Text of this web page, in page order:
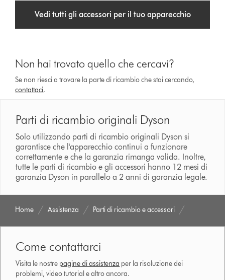
Vedi tutti gli accessori per il tuo apparecchio
Non hai trovato quello che cercavi?
Se non riesci a trovare la parte di ricambio che stai cercando,
contattaci.
Parti di ricambio originali Dyson
Solo utilizzando parti di ricambio originali Dyson si
garantisce che l'apparecchio continui a funzionare
correttamente e che la garanzia rimanga valida. Inoltre,
tutte le parti di ricambio e gli accessori hanno 12 mesi di
garanzia Dyson in parallelo a 2 anni di garanzia legale.
Home Assistenza Parti di ricambio e accessori
Come contattarci
Visita le nostre pagine di assistenza per la risoluzione dei
problemi, video tutorial e altro ancora.